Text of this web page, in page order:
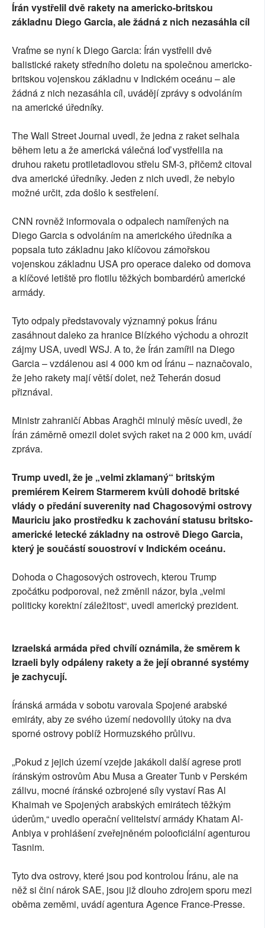
Írán vystřelil dvě rakety na americko-britskou
základnu Diego Garcia, ale žádná z nich nezasáhla cíl
Vraťme se nyní k Diego Garcia: Írán vystřelil dvě
balistické rakety středního doletu na společnou americko-
britskou vojenskou základnu v Indickém oceánu – ale
žádná z nich nezasáhla cíl, uvádějí zprávy s odvoláním
na americké úředníky.
The Wall Street Journal uvedl, že jedna z raket selhala
během letu a že americká válečná loď vystřelila na
druhou raketu protiletadlovou střelu SM-3, přičemž citoval
dva americké úředníky. Jeden z nich uvedl, že nebylo
možné určit, zda došlo k sestřelení.
CNN rovněž informovala o odpalech namířených na
Diego Garcia s odvoláním na amerického úředníka a
popsala tuto základnu jako klíčovou zámořskou
vojenskou základnu USA pro operace daleko od domova
a klíčové letiště pro flotilu těžkých bombardérů americké
armády.
Tyto odpaly představovaly významný pokus Íránu
zasáhnout daleko za hranice Blízkého východu a ohrozit
zájmy USA, uvedl WSJ. A to, že Írán zamířil na Diego
Garcia – vzdálenou asi 4 000 km od Íránu – naznačovalo,
že jeho rakety mají větší dolet, než Teherán dosud
přiznával.
Ministr zahraničí Abbas Araghči minulý měsíc uvedl, že
Írán záměrně omezil dolet svých raket na 2 000 km, uvádí
zpráva.
Trump uvedl, že je „velmi zklamaný“ britským
premiérem Keirem Starmerem kvůli dohodě britské
vlády o předání suverenity nad Chagosovými ostrovy
Mauriciu jako prostředku k zachování statusu britsko-
americké letecké základny na ostrově Diego Garcia,
který je součástí souostroví v Indickém oceánu.
Dohoda o Chagosových ostrovech, kterou Trump
zpočátku podporoval, než změnil názor, byla „velmi
politicky korektní záležitost“, uvedl americký prezident.
Izraelská armáda před chvílí oznámila, že směrem k
Izraeli byly odpáleny rakety a že její obranné systémy
je zachycují.
Íránská armáda v sobotu varovala Spojené arabské
emiráty, aby ze svého území nedovolily útoky na dva
sporné ostrovy poblíž Hormuzského průlivu.
„Pokud z jejich území vzejde jakákoli další agrese proti
íránským ostrovům Abu Musa a Greater Tunb v Perském
zálivu, mocné íránské ozbrojené síly vystaví Ras Al
Khaimah ve Spojených arabských emirátech těžkým
úderům,“ uvedlo operační velitelství armády Khatam Al-
Anbiya v prohlášení zveřejněném polooficiální agenturou
Tasnim.
Tyto dva ostrovy, které jsou pod kontrolou Íránu, ale na
něž si činí nárok SAE, jsou již dlouho zdrojem sporu mezi
oběma zeměmi, uvádí agentura Agence France-Presse.